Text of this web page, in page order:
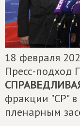
18 февраля
Пресс-подход
фракции "СР"
пленарным